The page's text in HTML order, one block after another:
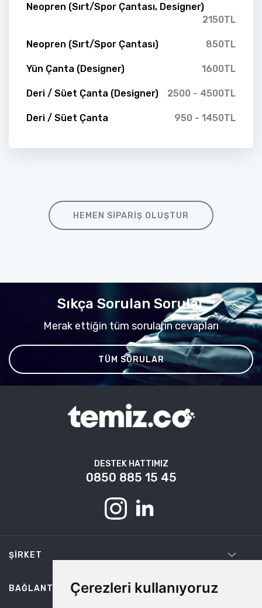
Çerezleri kullanıyoruz
Neopren (Sırt/Spor Çantası, Designer)
2150TL
Neopren (Sırt/Spor Çantası) 850TL
Yün Çanta (Designer) 1600TL
Deri / Süet Çanta (Designer) 2500 - 4500TL
Deri / Süet Çanta 950 - 1450TL
HEMEN SIPARIŞ OLUŞTUR
Sıkça Sorulan Sorular
Merak ettiğin tüm soruların cevapları
TÜM SORULAR
DESTEK HATTIMIZ
0850 885 15 45
ŞIRKET
BAĞLANTILAR